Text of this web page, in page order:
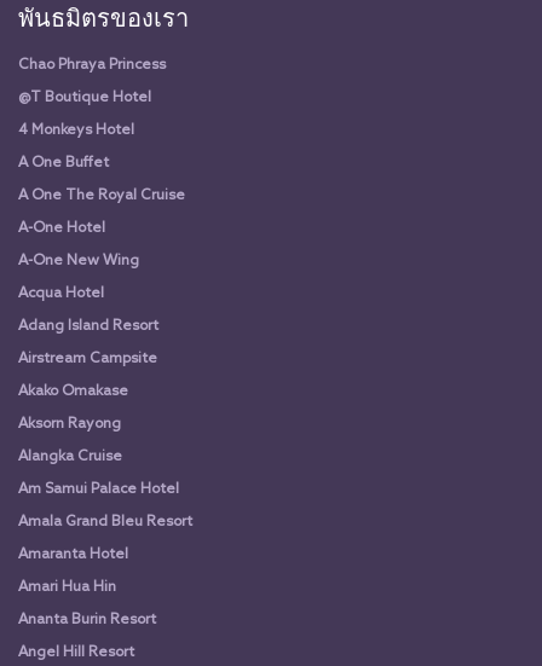
พันธมิตรของเรา
Chao Phraya Princess
@T Boutique Hotel
4 Monkeys Hotel
A One Buffet
A One The Royal Cruise
A-One Hotel
A-One New Wing
Acqua Hotel
Adang Island Resort
Airstream Campsite
Akako Omakase
Aksorn Rayong
Alangka Cruise
Am Samui Palace Hotel
Amala Grand Bleu Resort
Amaranta Hotel
Amari Hua Hin
Ananta Burin Resort
Angel Hill Resort